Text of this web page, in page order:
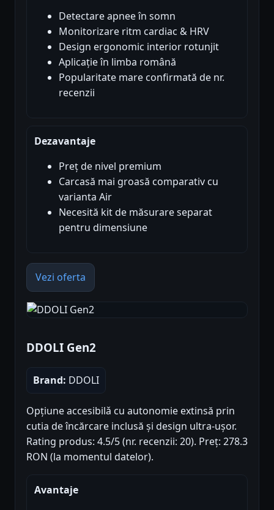
Detectare apnee în somn
Monitorizare ritm cardiac & HRV
Design ergonomic interior rotunjit
Aplicație în limba română
Popularitate mare confirmată de nr.
recenzii
Dezavantaje
Preț de nivel premium
Carcasă mai groasă comparativ cu
varianta Air
Necesită kit de măsurare separat
pentru dimensiune
Vezi oferta
DDOLI Gen2
Brand: DDOLI
Opțiune accesibilǎ cu autonomie extinsă prin
cutia de încărcare inclusă și design ultra-ușor.
Rating produs: 4.5/5 (nr. recenzii: 20). Preț: 278.3
RON (la momentul datelor).
Avantaje